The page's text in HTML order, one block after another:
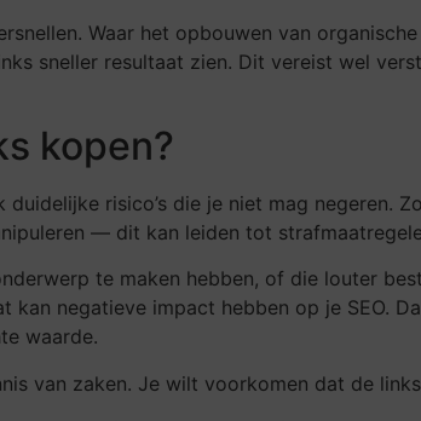
Waar het opbouwen van
sneller resultaat zien. Dit vereist wel
kopen?
risico’s die je niet mag negeren.
— dit kan leiden tot
te maken hebben, of die louter
kan negatieve impact hebben op je SEO.
waarde.
van zaken. Je wilt voorkomen dat de